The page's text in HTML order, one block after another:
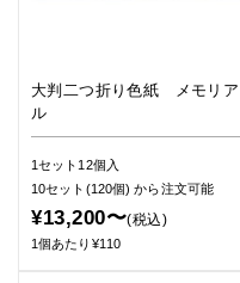
大判二つ折り色紙 メモリア
ル
1セット12個入
10セット(120個)から注文可能
¥13,200〜(税込)
1個あたり¥110